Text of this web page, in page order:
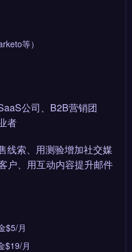
等）
公司、B2B营销团
者
线索、用测验增加社交媒
户、用互动内容提升邮件
$5/月
$19/月